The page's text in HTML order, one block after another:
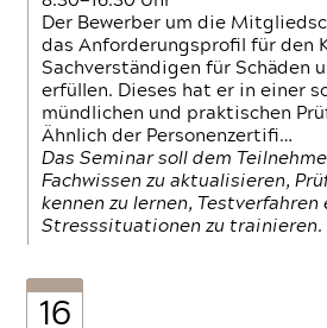
Der Bewerber um die
das Anforderungsprofil für den
Sachverständigen für Schäden
erfüllen. Dieses hat er in einer
mündlichen und praktischen
Ähnlich der Personenzertifi…
Das Seminar soll dem
Fachwissen zu aktualisieren,
kennen zu lernen, Testverfahren
Stresssituationen zu trainieren.
16